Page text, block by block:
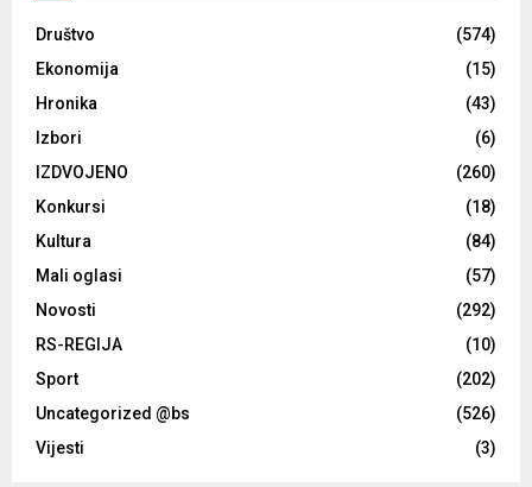
Društvo
(574)
Ekonomija
(15)
Hronika
(43)
Izbori
(6)
IZDVOJENO
(260)
Konkursi
(18)
Kultura
(84)
Mali oglasi
(57)
Novosti
(292)
RS-REGIJA
(10)
Sport
(202)
Uncategorized @bs
(526)
Vijesti
(3)